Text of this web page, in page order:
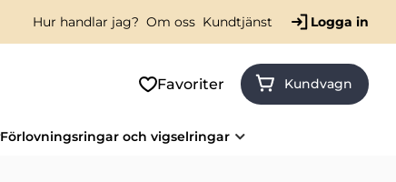
Hur handlar jag? Om oss Kundtjänst Logga in
Favoriter Kundvagn
Förlovningsringar och vigselringar